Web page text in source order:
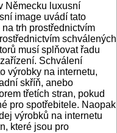
Německu luxusní
image uvádí tato
trh prostřednictvím
schválených
musí splňovat řadu
Schválení
výrobky na internetu,
skříň, anebo
třetích stran, pokud
pro spotřebitele. Naopak
výrobků na internetu
které jsou pro